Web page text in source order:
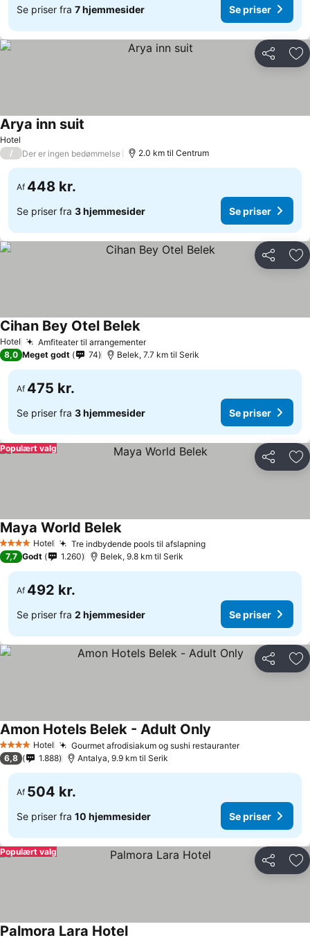
Se priser fra 7 hjemmesider Se priser
Del
Hotel
Arya inn suit
/ Der er ingen bedømmelse 2.0 km til Centrum
Af 448 kr.
Se priser fra 3 hjemmesider Se priser
Del
Hotel Amfiteater til arrangementer
Cihan Bey Otel Belek
8,0 Meget godt 74 Belek, 7.7 km til Serik
Af 475 kr.
Se priser fra 3 hjemmesider Se priser
Del
Populært valg
4 StjernerHotel Tre indbydende pools til afslapning
Maya World Belek
7,7 Godt 1.260 Belek, 9.8 km til Serik
Af 492 kr.
Se priser fra 2 hjemmesider Se priser
Del
4 StjernerHotel Gourmet afrodisiakum og sushi restauranter
Amon Hotels Belek - Adult Only
6,8 1.888 Antalya, 9.9 km til Serik
Af 504 kr.
Se priser fra 10 hjemmesider Se priser
Del
Populært valg
Palmora Lara Hotel